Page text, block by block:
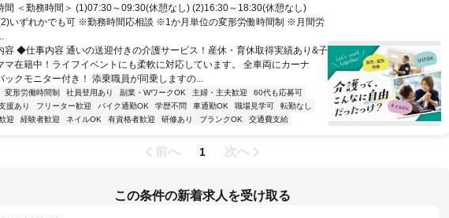
間 ＜勤務時間＞ (1)07:30～09:30(休憩なし) (2)16:30～18:30(休憩なし)
いずれかでも可 ※勤務時間応相談 ※1か月単位の変形労働時間制 ※月間労
容 ◆仕事内容 通いの送迎付きの介護サービス！産休・育休取得実績あり&子
マ在籍中！ライフイベントにも柔軟に対応しています。 全車両にカーナ
ックモニター付き！ 添乗職員が同乗しますの...
変形労働時間制 社員登用あり 副業・WワークOK 主婦・主夫歓迎
60代も応募可
援あり
フリーター歓迎 バイク通勤OK 学歴不問 車通勤OK 職場見学可
転勤なし
迎
経験者歓迎 ネイルOK 有資格者歓迎 研修あり ブランクOK 交通費支給
前へ 1 次へ
この条件の新着求人を受け取る